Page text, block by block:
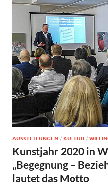
AUSSTELLUNGEN / KULTUR /
Kunstjahr 2020 in
„Begegnung –
lautet das Motto